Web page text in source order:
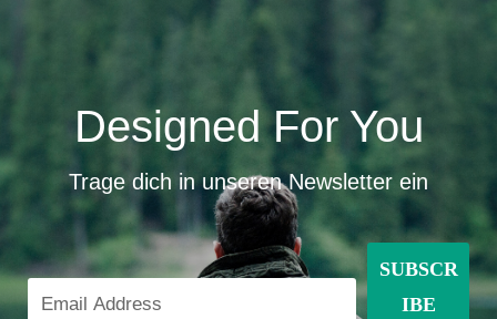
Designed For You
Trage dich in unseren Newsletter ein
SUBSCR
IBE